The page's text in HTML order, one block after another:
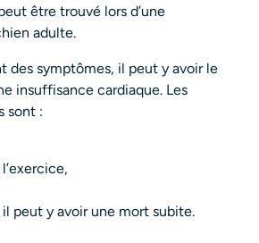
être trouvé lors d’une
adulte.
des symptômes, il peut y avoir le
insuffisance cardiaque. Les
sont :
il peut y avoir une mort subite.